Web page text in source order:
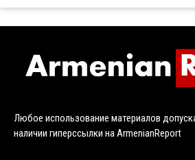
Любое использование материалов
наличии гиперссылки на ArmenianReport